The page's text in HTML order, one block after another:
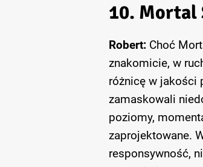
10. Mortal
Robert:Choć
znakomicie, w
różnicę w jakości
zamaskowali
poziomy,
zaprojektowane.
responsywność,